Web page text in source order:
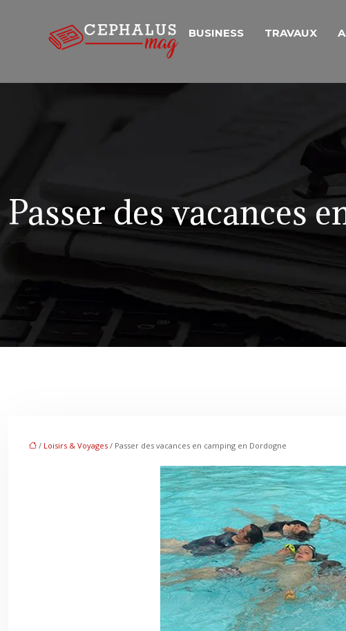
BUSINESS TRAVAUX
Passer des vacances
/ Loisirs & Voyages / Passer des vacances en camping en Dordogne